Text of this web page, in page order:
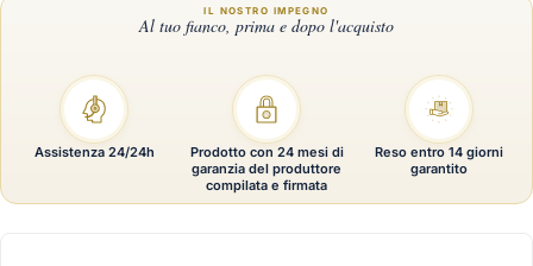
Assistenza 24/24h
Prodotto con 24 mesi di
garanzia del produttore
compilata e firmata
Reso entro 14 giorni
garantito